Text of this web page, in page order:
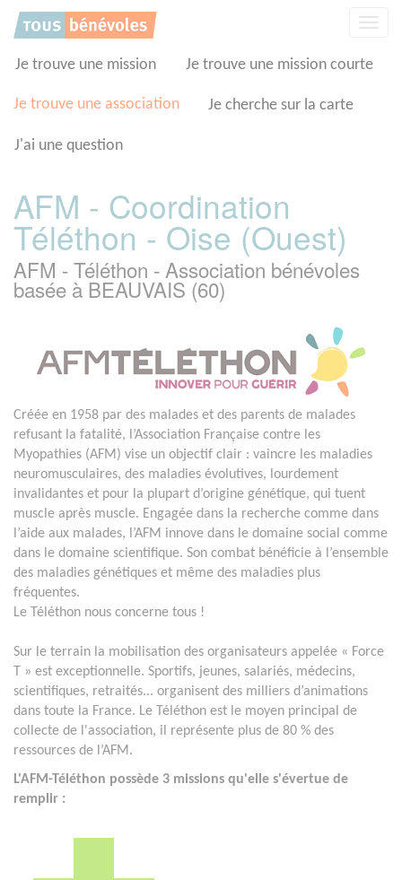
Je trouve une mission Je trouve une mission courte
Je trouve une association Je cherche sur la carte
J'ai une question
AFM - Coordination
Téléthon - Oise (Ouest)
AFM - Téléthon - Association bénévoles
basée à BEAUVAIS (60)
Créée en 1958 par des malades et des parents de malades
refusant la fatalité, l’Association Française contre les
Myopathies (AFM) vise un objectif clair : vaincre les maladies
neuromusculaires, des maladies évolutives, lourdement
invalidantes et pour la plupart d’origine génétique, qui tuent
muscle après muscle. Engagée dans la recherche comme dans
l’aide aux malades, l’AFM innove dans le domaine social comme
dans le domaine scientifique. Son combat bénéficie à l’ensemble
des maladies génétiques et même des maladies plus
fréquentes.
Le Téléthon nous concerne tous !
Sur le terrain la mobilisation des organisateurs appelée « Force
T » est exceptionnelle. Sportifs, jeunes, salariés, médecins,
scientifiques, retraités... organisent des milliers d’animations
dans toute la France. Le Téléthon est le moyen principal de
collecte de l'association, il représente plus de 80 % des
ressources de l’AFM.
L'AFM-Téléthon possède 3 missions qu'elle s'évertue de
remplir :
Panneau de gestion des cookies